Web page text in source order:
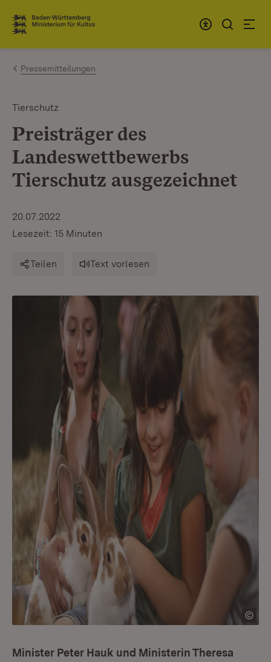
Zum Inhalt springen
Link zur Startseite
Pressemitteilungen
Tierschutz
Preisträger des
Landeswettbewerbs
Tierschutz ausgezeichnet
20.07.2022
Lesezeit: 15 Minuten
Teilen Text vorlesen
Minister Peter Hauk und Ministerin Theresa